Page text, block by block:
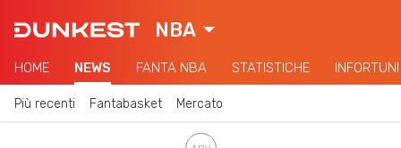
NBA
HOME NEWS FANTA NBA STATISTICHE INFORTUNI
Più recenti Fantabasket Mercato